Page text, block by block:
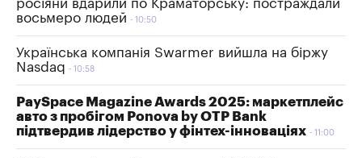
росіяни вдарили по Краматорську: постраждали
восьмеро людей
10:50
Українська компанія Swarmer вийшла на біржу
Nasdaq
10:58
PaySpace Magazine Awards 2025: маркетплейс
авто з пробігом Ponova by OTP Bank
підтвердив лідерство у фінтех-інноваціях
11:00